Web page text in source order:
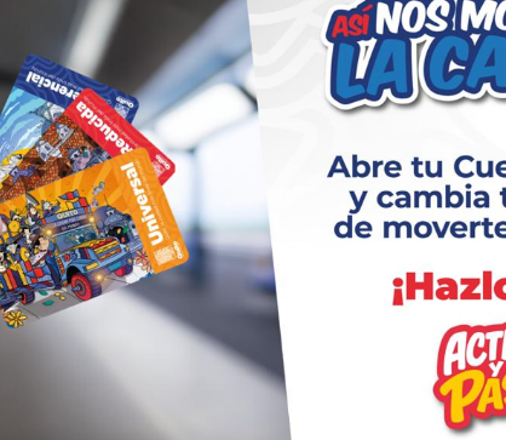
Dirección:
Calle Simón Bolívar y Abdón Calderón junto al
Estadio
Horario de Atención:
Lunes a Viernes
08:00 a 16:30